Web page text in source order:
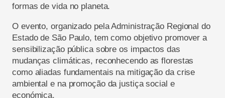
formas de vida no planeta.
O evento, organizado pela Administração Regional do
Estado de São Paulo, tem como objetivo promover a
sensibilização pública sobre os impactos das
mudanças climáticas, reconhecendo as florestas
como aliadas fundamentais na mitigação da crise
ambiental e na promoção da justiça social e
económica.